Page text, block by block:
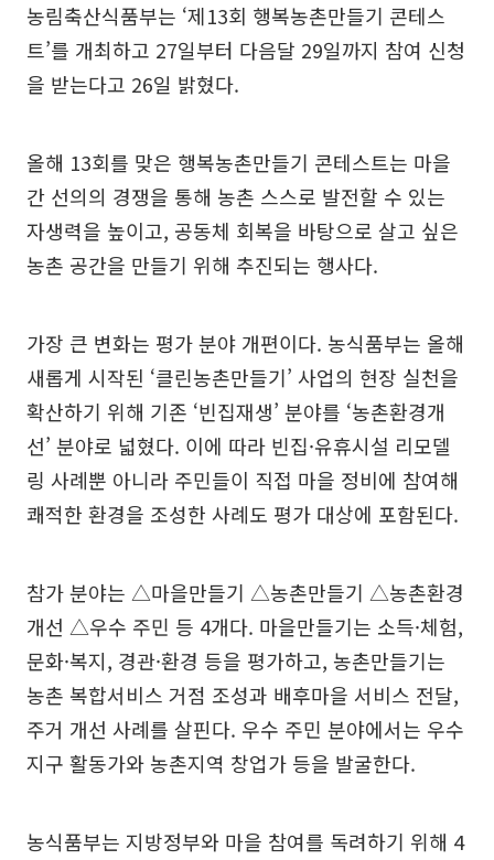
농림축산식품부는 ‘제13회 행복농촌만들기 콘테스
트’를 개최하고 27일부터 다음달 29일까지 참여 신청
을 받는다고 26일 밝혔다.
올해 13회를 맞은 행복농촌만들기 콘테스트는 마을
간 선의의 경쟁을 통해 농촌 스스로 발전할 수 있는
자생력을 높이고, 공동체 회복을 바탕으로 살고 싶은
농촌 공간을 만들기 위해 추진되는 행사다.
가장 큰 변화는 평가 분야 개편이다. 농식품부는 올해
새롭게 시작된 ‘클린농촌만들기’ 사업의 현장 실천을
확산하기 위해 기존 ‘빈집재생’ 분야를 ‘농촌환경개
선’ 분야로 넓혔다. 이에 따라 빈집·유휴시설 리모델
링 사례뿐 아니라 주민들이 직접 마을 정비에 참여해
쾌적한 환경을 조성한 사례도 평가 대상에 포함된다.
참가 분야는 △마을만들기 △농촌만들기 △농촌환경
개선 △우수 주민 등 4개다. 마을만들기는 소득·체험,
문화·복지, 경관·환경 등을 평가하고, 농촌만들기는
농촌 복합서비스 거점 조성과 배후마을 서비스 전달,
주거 개선 사례를 살핀다. 우수 주민 분야에서는 우수
지구 활동가와 농촌지역 창업가 등을 발굴한다.
농식품부는 지방정부와 마을 참여를 독려하기 위해 4